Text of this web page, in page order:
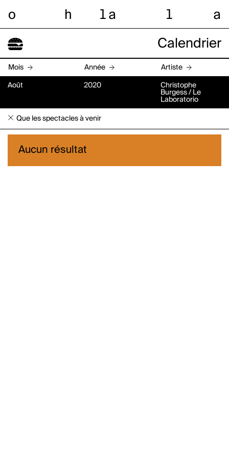
o h l a l a
Calendrier
Mois Année Artiste
Août 2020
Christophe
Burgess / Le
Laboratorio
Que les spectacles à venir
Aucun résultat